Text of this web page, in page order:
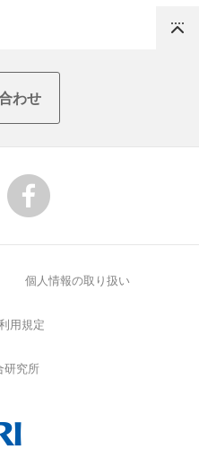
わせ
個人情報の取り扱い
用規定
研究所